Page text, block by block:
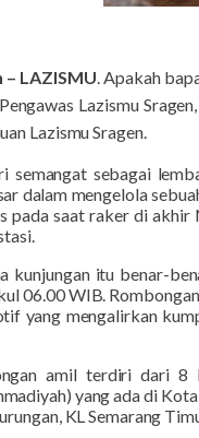
– LAZISMU. Apakah
Lazismu
Lazismu Sragen.
semangat sebagai
dalam mengelola
pada saat raker di akhir
kunjungan itu benar-
06.00 WIB.
yang mengalirkan
amil terdiri dari 8
yang ada di
KL Semarang